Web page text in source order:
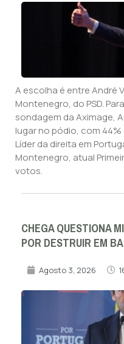
A escolha é entre André
Montenegro, do PSD.
sondagem da Aximage,
lugar no pódio, com
Líder da direita em
Montenegro, atual
votos.
CHEGA QUESTIONA
POR DESTRUIR EM
Agosto 3, 2026